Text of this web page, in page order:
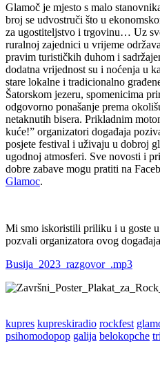
Glamoč je mjesto s malo
broj se udvostruči što u
za ugostiteljstvo i trgovinu… Uz
ruralnoj zajednici u vrijeme
pravim turističkih duhom i
dodatna vrijednost su i noćenja u
stare lokalne i tradicionalno
Šatorskom jezeru, spomenicima
odgovorno ponašanje prema
netaknutih bisera. Prikladnim
kuće!” organizatori događaja
posjete festival i uživaju u dobroj
ugodnoj atmosferi. Sve novosti i
dobre zabave mogu pratiti na
Glamoc.
Mi smo iskoristili priliku i u goste
pozvali organizatora ovog
Busija_2023_razgovor_.mp3
kupres kupreskiradio rockfest
psihomodopop galija belokopche